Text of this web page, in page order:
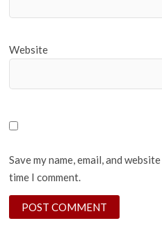
Website
Save my name, email, and
time I comment.